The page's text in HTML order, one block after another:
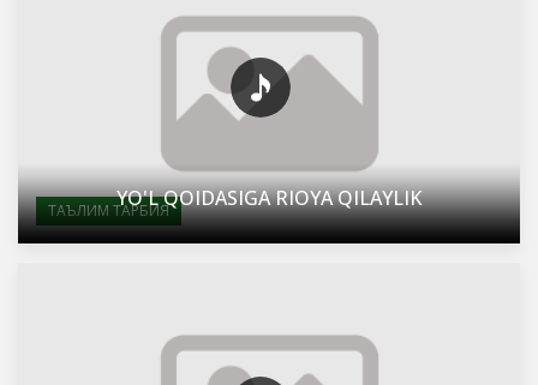
ТАЪЛИМ ТАРБИЯYO'L QOIDASIGA RIOYA QILAYLIK